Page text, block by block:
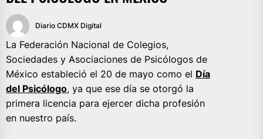
Diario CDMX Digital
La Federación Nacional de Colegios,
Sociedades y Asociaciones de Psicólogos de
México estableció el 20 de mayo como el Día
del Psicólogo, ya que ese día se otorgó la
primera licencia para ejercer dicha profesión
en nuestro país.